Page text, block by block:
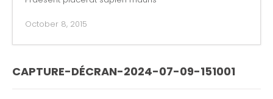
October 8, 2015
CAPTURE-DÉCRAN-2024-07-09-151001